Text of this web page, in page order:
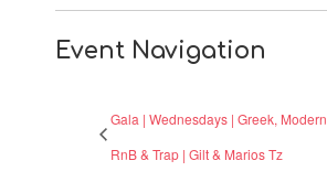
Event Navigation
Gala | Wednesdays | Greek, Modern
RnB & Trap | Gilt & Marios Tz